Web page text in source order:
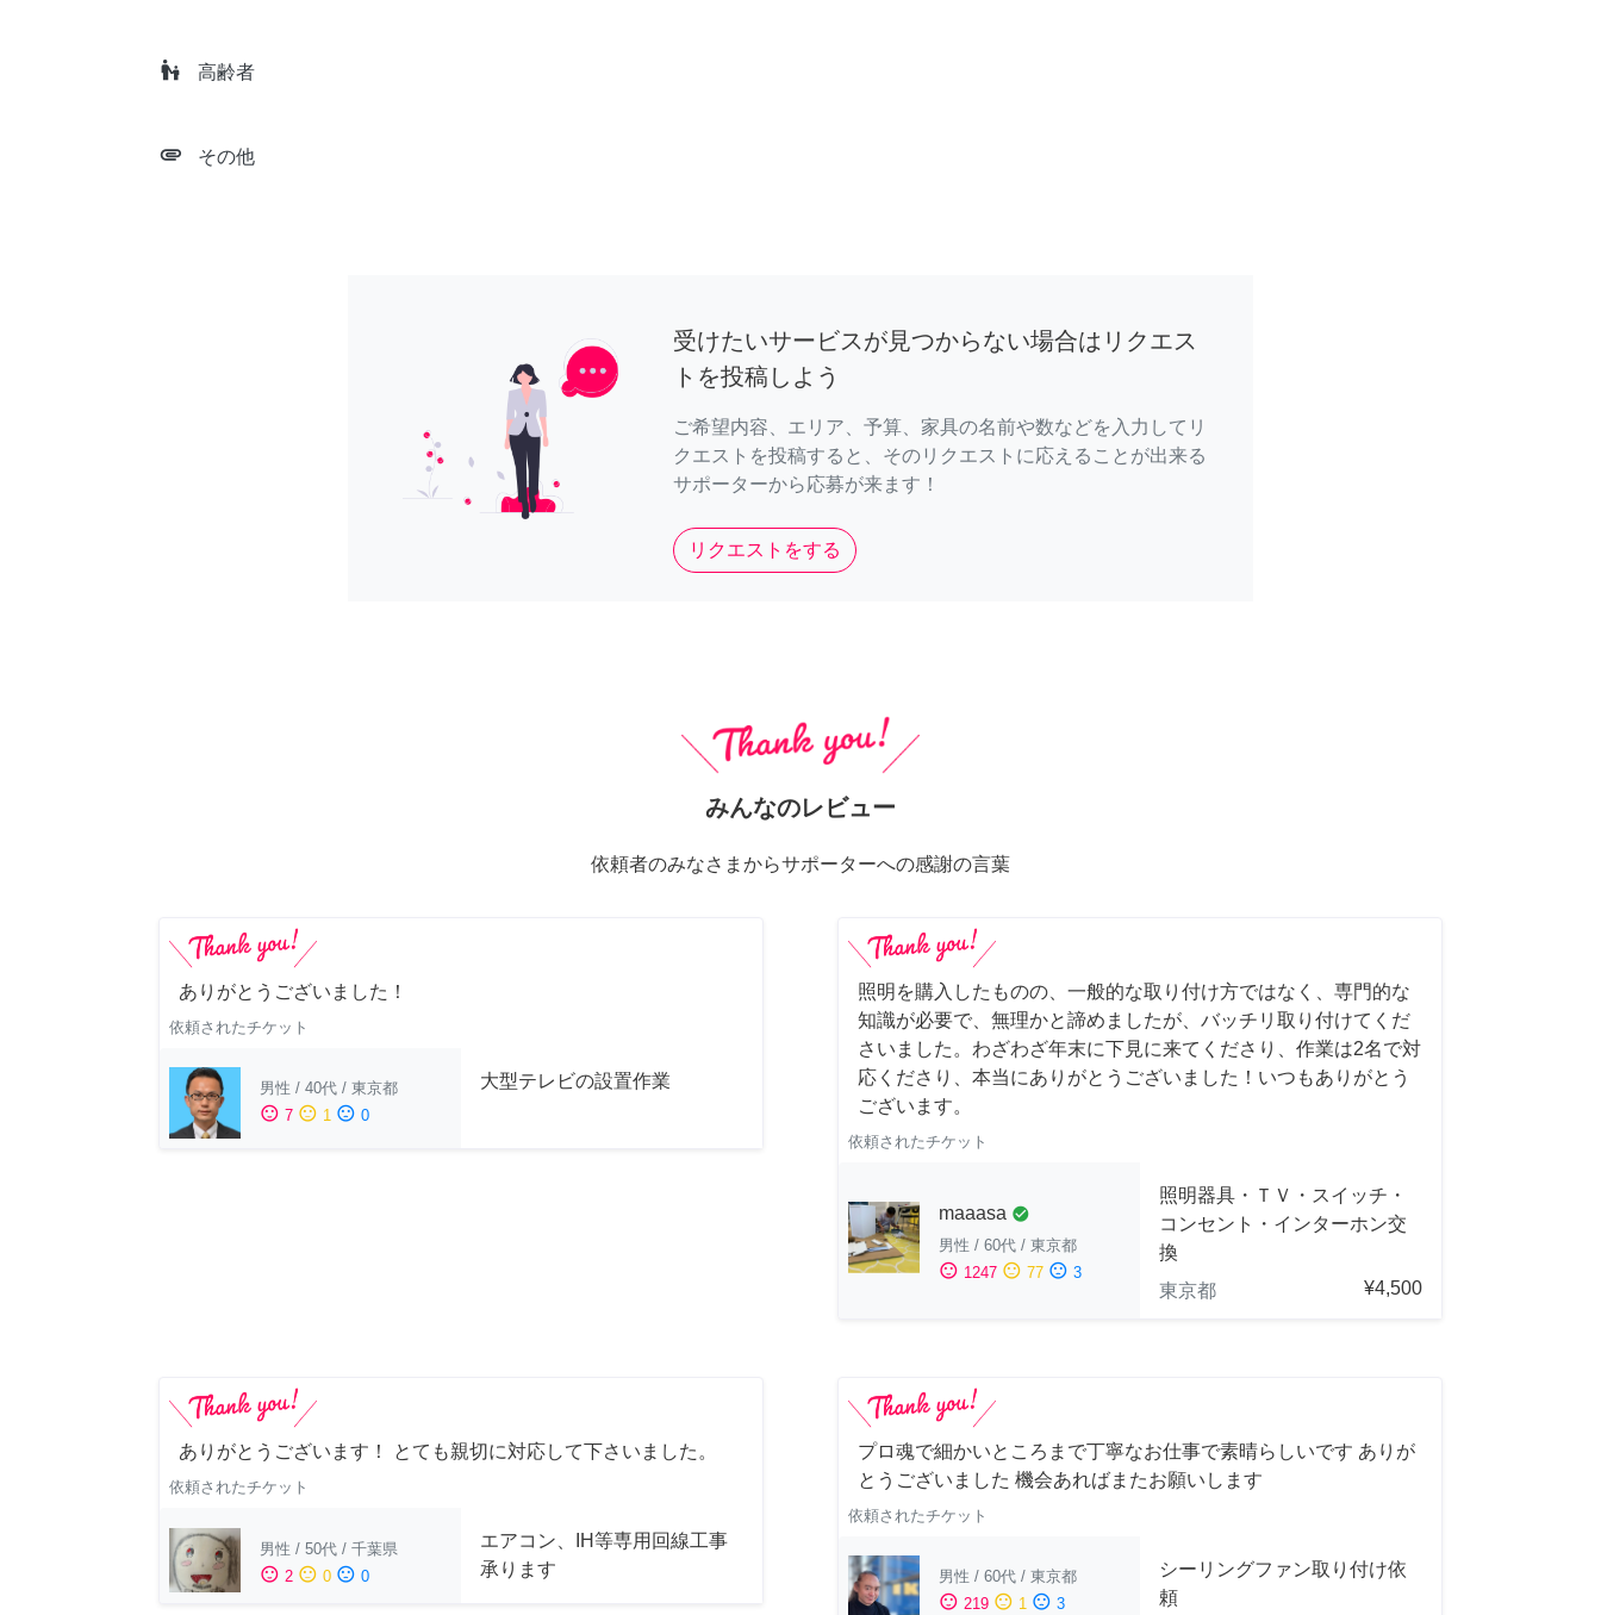
escalator_warning 高齢者
attachment その他
受けたいサービスが見つからない場合はリクエス
トを投稿しよう
ご希望内容、エリア、予算、家具の名前や数などを入力してリ
クエストを投稿すると、そのリクエストに応えることが出来る
サポーターから応募が来ます！
リクエストをする
みんなのレビュー
依頼者のみなさまからサポーターへの感謝の言葉
ありがとうございました！
依頼されたチケット
男性 / 40代 / 東京都
sentiment_satisfied 7 sentiment_neutral 1 sentiment_dissatisfied 0
大型テレビの設置作業
照明を購入したものの、一般的な取り付け方ではなく、専門的な
知識が必要で、無理かと諦めましたが、バッチリ取り付けてくだ
さいました。わざわざ年末に下見に来てくださり、作業は2名で対
応くださり、本当にありがとうございました！いつもありがとう
ございます。
依頼されたチケット
maaasa check_circle
男性 / 60代 / 東京都
sentiment_satisfied 1247 sentiment_neutral 77 sentiment_dissatisfied 3
照明器具・ＴＶ・スイッチ・
コンセント・インターホン交
換
東京都
¥4,500
ありがとうございます！ とても親切に対応して下さいました。
依頼されたチケット
男性 / 50代 / 千葉県
sentiment_satisfied 2 sentiment_neutral 0 sentiment_dissatisfied 0
エアコン、IH等専用回線工事
承ります
プロ魂で細かいところまで丁寧なお仕事で素晴らしいです ありが
とうございました 機会あればまたお願いします
依頼されたチケット
男性 / 60代 / 東京都
sentiment_satisfied 219 sentiment_neutral 1 sentiment_dissatisfied 3
シーリングファン取り付け依
頼